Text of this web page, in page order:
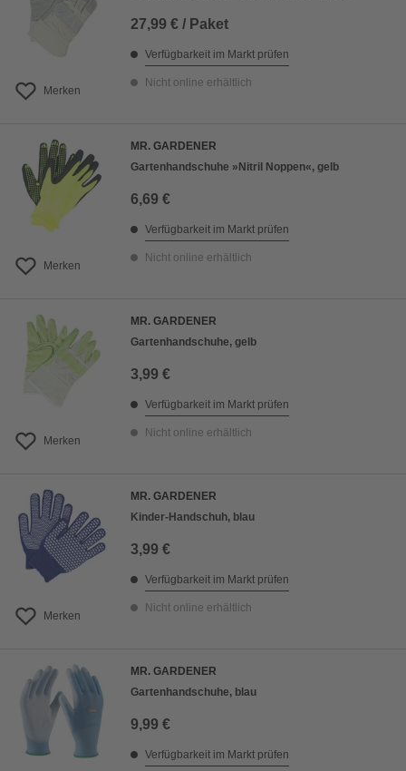
Merken
27,99 € / Paket
Verfügbarkeit im Markt prüfen
Nicht online erhältlich
Merken
MR. GARDENER
Gartenhandschuhe »Nitril Noppen«, gelb
6,69 €
Verfügbarkeit im Markt prüfen
Nicht online erhältlich
Merken
MR. GARDENER
Gartenhandschuhe, gelb
3,99 €
Verfügbarkeit im Markt prüfen
Nicht online erhältlich
Merken
MR. GARDENER
Kinder-Handschuh, blau
3,99 €
Verfügbarkeit im Markt prüfen
Nicht online erhältlich
MR. GARDENER
Gartenhandschuhe, blau
9,99 €
Verfügbarkeit im Markt prüfen